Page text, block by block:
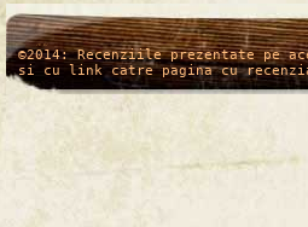
/* */
©2014: Recenziile prezentate
si cu link catre pagina cu